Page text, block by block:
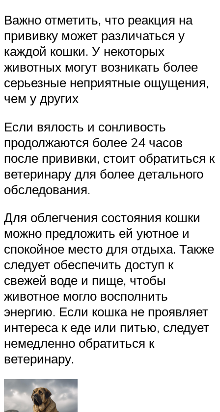
Важно отметить, что реакция на
прививку может различаться у
каждой кошки. У некоторых
животных могут возникать более
серьезные неприятные ощущения,
чем у других
Если вялость и сонливость
продолжаются более 24 часов
после прививки, стоит обратиться к
ветеринару для более детального
обследования.
Для облегчения состояния кошки
можно предложить ей уютное и
спокойное место для отдыха. Также
следует обеспечить доступ к
свежей воде и пище, чтобы
животное могло восполнить
энергию. Если кошка не проявляет
интереса к еде или питью, следует
немедленно обратиться к
ветеринару.